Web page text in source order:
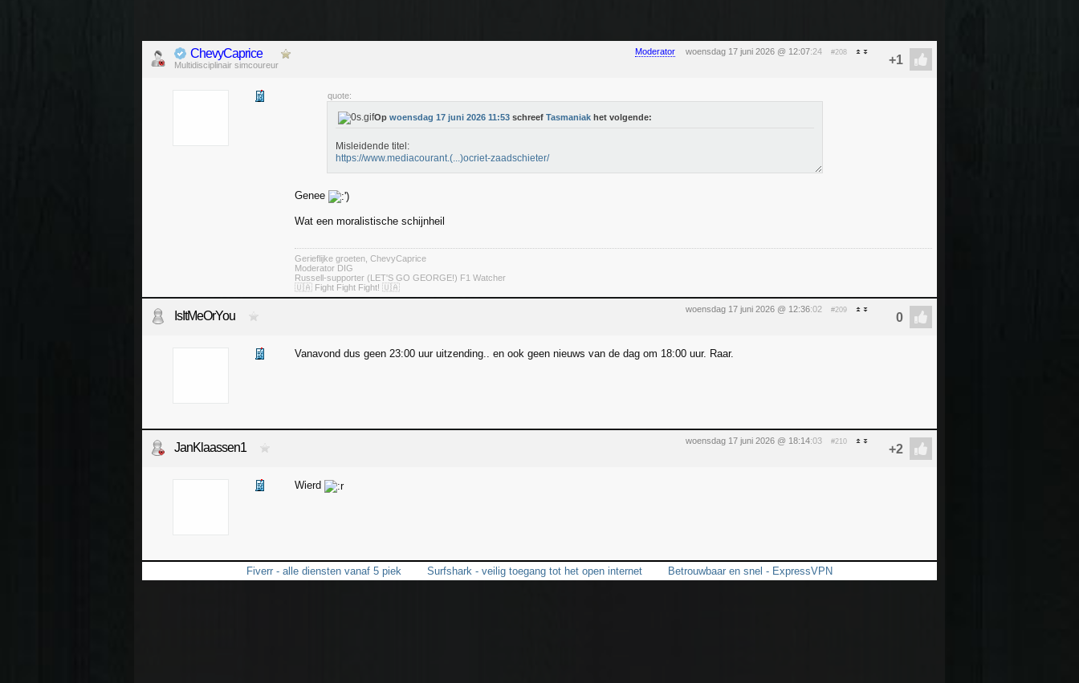
Moderator woensdag 17 juni 2026 @ 12:07:24 #208
ChevyCaprice
Multidisciplinair simcoureur
quote:
Op woensdag 17 juni 2026 11:53 schreef Tasmaniak het volgende:
Misleidende titel:
https://www.mediacourant.(...)ocriet-zaadschieter/
Genee
Wat een moralistische schijnheil
Gerieflijke groeten, ChevyCaprice
Moderator DIG
Russell-supporter (LET'S GO GEORGE!) F1 Watcher
🇺🇦 Fight Fight Fight! 🇺🇦
woensdag 17 juni 2026 @ 12:36:02 #209
IsItMeOrYou
Vanavond dus geen 23:00 uur uitzending.. en ook geen nieuws van de dag om 18:00 uur. Raar.
woensdag 17 juni 2026 @ 18:14:03 #210
JanKlaassen1
Wierd
Fiverr - alle diensten vanaf 5 piek Surfshark - veilig toegang tot het open internet Betrouwbaar en snel - ExpressVPN